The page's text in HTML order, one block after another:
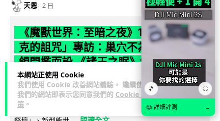
本網站正使用 Cookie
我們使用 Cookie 改善網站體驗。 繼續使用
我們的網站即表示您同意我們的 Cookie 政
策 。
天恩 2 日
《魔獸世界：至暗之夜》12.1 「烏拉特
克的詛咒」專訪：巢穴不為提高世界首
領門檻而設 《諸王之眠》縮短約 10 分
鐘
《魔獸世界：至暗之夜》版本更新 12.1「烏拉特克的詛咒」將
於 8 月 13 日正式上線，帶來全新區域「盤蛇島」、地城「毒牙
🎵 ⛶
📖 詳細評測 →